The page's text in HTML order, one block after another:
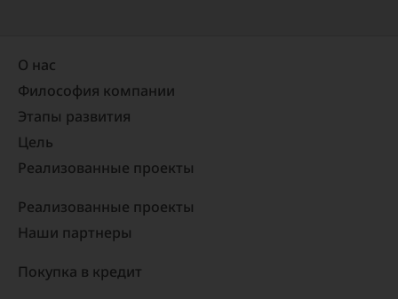
О нас
Философия компании
Этапы развития
Цель
Реализованные проекты​
Реализованные проекты
Наши партнеры
Покупка в кредит